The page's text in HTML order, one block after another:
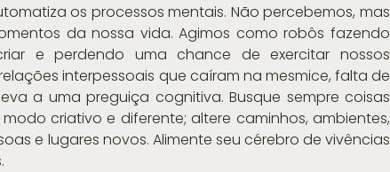
os processos mentais. Não percebemos, mas
da nossa vida. Agimos como robôs fazendo
e perdendo uma chance de exercitar nossos
interpessoais que caíram na mesmice, falta de
a uma preguiça cognitiva. Busque sempre coisas
criativo e diferente; altere caminhos, ambientes,
e lugares novos. Alimente seu cérebro de vivências